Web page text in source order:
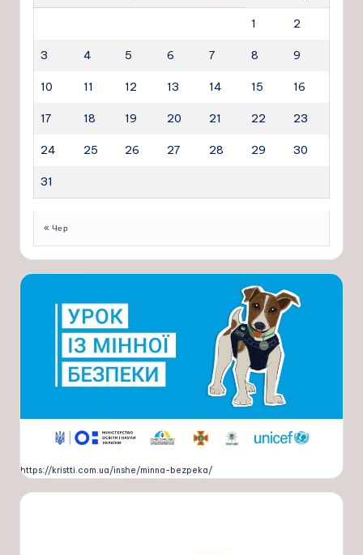
1 2
3 4 5 6 7 8 9
10 11 12 13 14 15 16
17 18 19 20 21 22 23
24 25 26 27 28 29 30
31
« Чер
https://kristti.com.ua/inshe/minna-bezpeka/